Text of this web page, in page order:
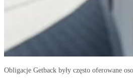
Obligacje Getback były często oferowane